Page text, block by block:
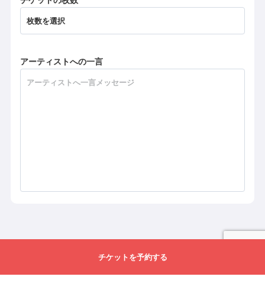
チケットを予約する
アーティストへの一言